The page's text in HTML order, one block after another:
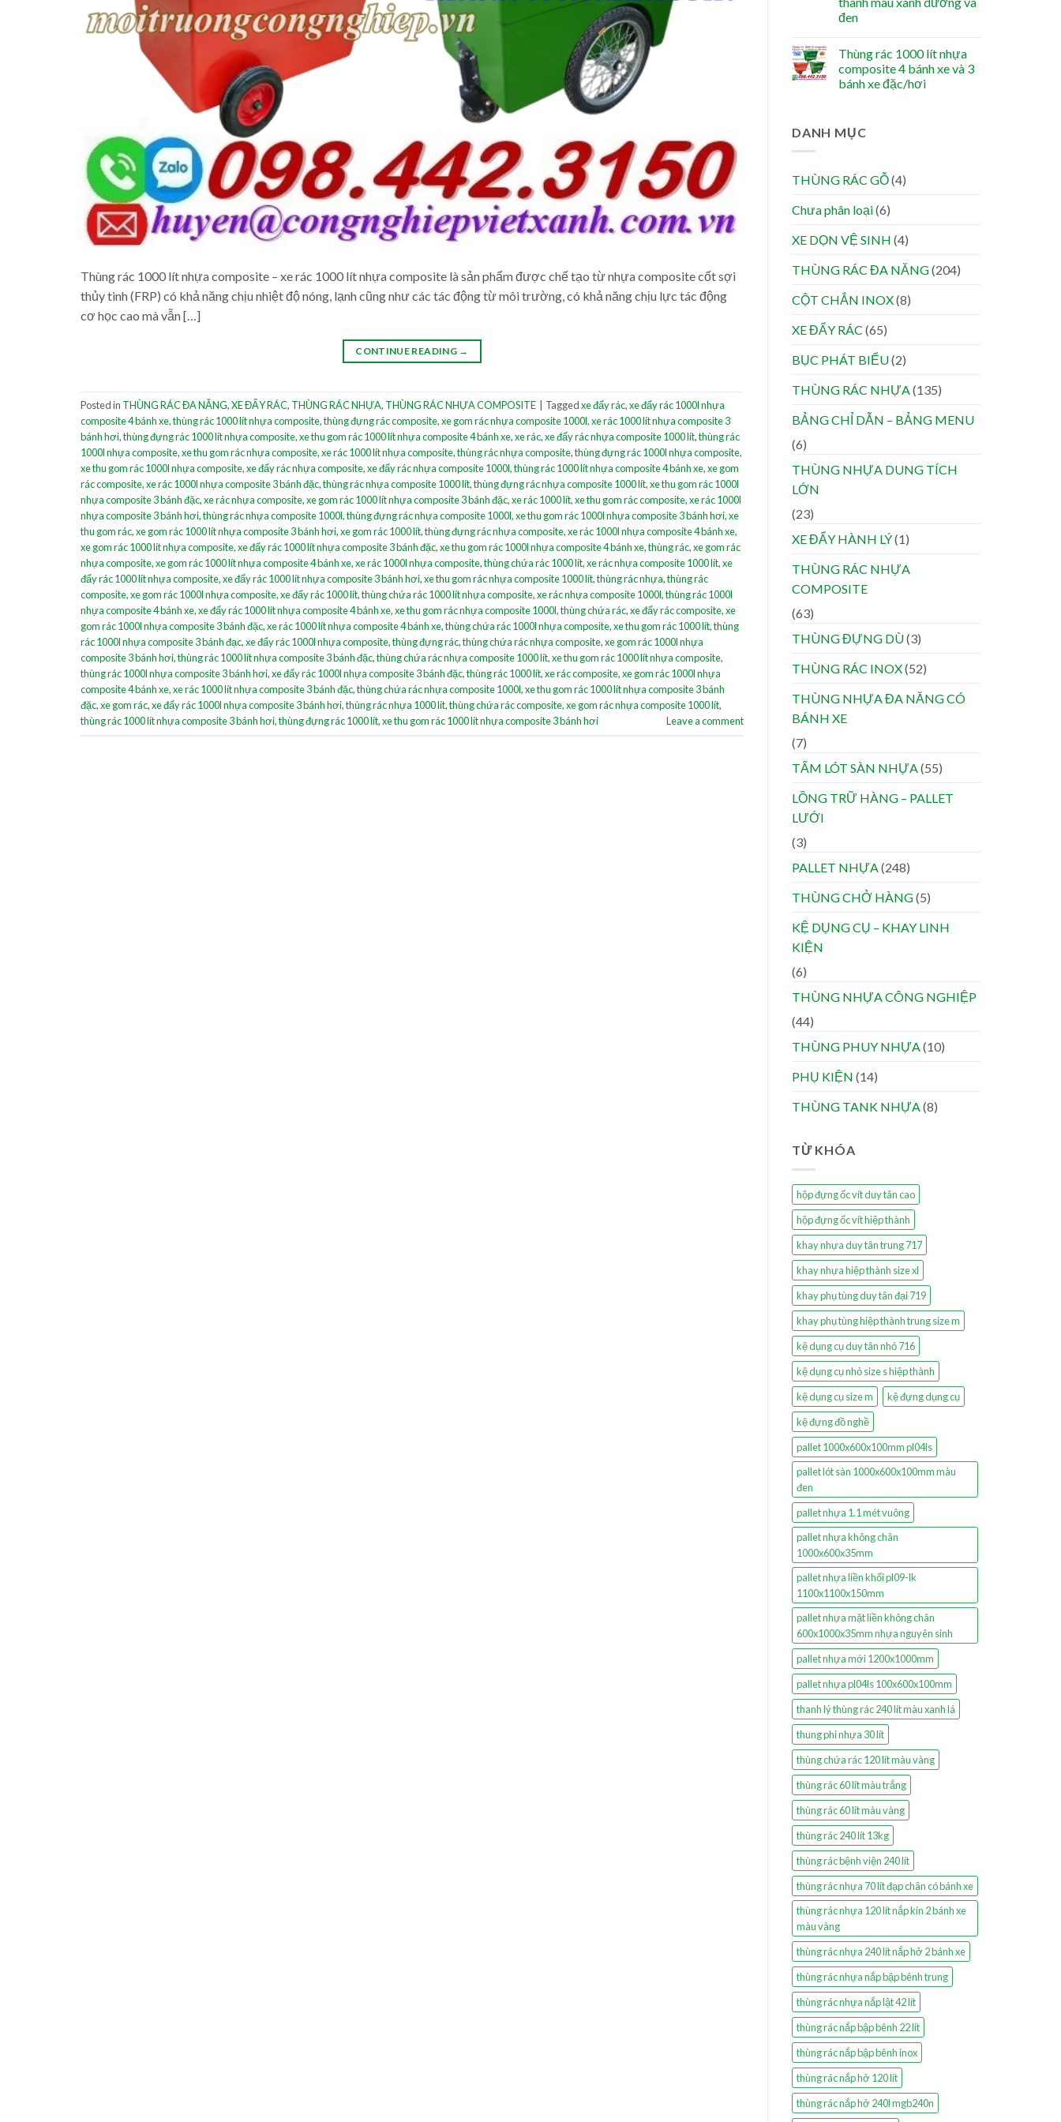
Thùng rác 1000 lít nhựa composite – xe rác 1000 lít nhựa composite là sản phẩm được chế tạo từ nhựa composite cốt sợi
thủy tinh (FRP) có khả năng chịu nhiệt độ nóng, lạnh cũng như các tác động từ môi trường, có khả năng chịu lực tác động
cơ học cao mà vẫn […]
CONTINUE READING →
Posted in THÙNG RÁC ĐA NĂNG,XE ĐẨY RÁC, THÙNG RÁC NHỰA, THÙNG RÁC NHỰA COMPOSITE Taggedxe đẩy rác,xe đẩy rác 1000l nhựa
composite 4 bánh xe,thùng rác 1000 lít nhựa composite,thùng đựng rác composite,xe gom rác nhựa composite 1000l,xe rác 1000 lít nhựa composite 3
bánh hơi,thùng đựng rác 1000 lít nhựa composite,xe thu gom rác 1000 lít nhựa composite 4 bánh xe,xe rác,xe đẩy rác nhựa composite 1000 lít,thùng rác
1000l nhựa composite,xe thu gom rác nhựa composite,xe rác 1000 lít nhựa composite,thùng rác nhựa composite,thùng đựng rác 1000l nhựa composite,
xe thu gom rác 1000l nhựa composite,xe đẩy rác nhựa composite,xe đẩy rác nhựa composite 1000l,thùng rác 1000 lít nhựa composite 4 bánh xe,xe gom
rác composite,xe rác 1000l nhựa composite 3 bánh đặc,thùng rác nhựa composite 1000 lít,thùng đựng rác nhựa composite 1000 lít,xe thu gom rác 1000l
nhựa composite 3 bánh đặc,xe rác nhựa composite,xe gom rác 1000 lít nhựa composite 3 bánh đặc,xe rác 1000 lít,xe thu gom rác composite,xe rác 1000l
nhựa composite 3 bánh hơi,thùng rác nhựa composite 1000l,thùng đựng rác nhựa composite 1000l,xe thu gom rác 1000l nhựa composite 3 bánh hơi,xe
thu gom rác,xe gom rác 1000 lít nhựa composite 3 bánh hơi,xe gom rác 1000 lít,thùng đựng rác nhựa composite,xe rác 1000l nhựa composite 4 bánh xe,
xe gom rác 1000 lít nhựa composite,xe đẩy rác 1000 lít nhựa composite 3 bánh đặc,xe thu gom rác 1000l nhựa composite 4 bánh xe,thùng rác,xe gom rác
nhựa composite,xe gom rác 1000 lít nhựa composite 4 bánh xe,xe rác 1000l nhựa composite,thùng chứa rác 1000 lít,xe rác nhựa composite 1000 lít,xe
đẩy rác 1000 lít nhựa composite,xe đẩy rác 1000 lít nhựa composite 3 bánh hơi,xe thu gom rác nhựa composite 1000 lít,thùng rác nhựa,thùng rác
composite,xe gom rác 1000l nhựa composite,xe đẩy rác 1000 lít,thùng chứa rác 1000 lít nhựa composite,xe rác nhựa composite 1000l,thùng rác 1000l
nhựa composite 4 bánh xe,xe đẩy rác 1000 lít nhựa composite 4 bánh xe,xe thu gom rác nhựa composite 1000l,thùng chứa rác,xe đẩy rác composite,xe
gom rác 1000l nhựa composite 3 bánh đặc,xe rác 1000 lít nhựa composite 4 bánh xe,thùng chứa rác 1000l nhựa composite,xe thu gom rác 1000 lít,thùng
rác 1000l nhựa composite 3 bánh đạc,xe đẩy rác 1000l nhựa composite,thùng đựng rác,thùng chứa rác nhựa composite,xe gom rác 1000l nhựa
composite 3 bánh hơi,thùng rác 1000 lít nhựa composite 3 bánh đặc,thùng chứa rác nhựa composite 1000 lít,xe thu gom rác 1000 lít nhựa composite,
thùng rác 1000l nhựa composite 3 bánh hơi,xe đẩy rác 1000l nhựa composite 3 bánh đặc,thùng rác 1000 lít,xe rác composite,xe gom rác 1000l nhựa
composite 4 bánh xe,xe rác 1000 lít nhựa composite 3 bánh đặc,thùng chứa rác nhựa composite 1000l,xe thu gom rác 1000 lít nhựa composite 3 bánh
đặc,xe gom rác,xe đẩy rác 1000l nhựa composite 3 bánh hơi,thùng rác nhựa 1000 lít,thùng chứa rác composite,xe gom rác nhựa composite 1000 lít,
thùng rác 1000 lít nhựa composite 3 bánh hơi,thùng đựng rác 1000 lít,xe thu gom rác 1000 lít nhựa composite 3 bánh hơi Leave a comment
đen
Thùng rác 1000 lít nhựa
composite 4 bánh xe và 3
bánh xe đặc/hơi
DANH MỤC
THÙNG RÁC GỖ(4)
Chưa phân loại(6)
XE DỌN VỆ SINH (4)
THÙNG RÁC ĐA NĂNG(204)
CỘT CHẮN INOX(8)
XE ĐẨY RÁC (65)
BỤC PHÁT BIỂU(2)
THÙNG RÁC NHỰA(135)
BẢNG CHỈ DẪN – BẢNG MENU
(6)
THÙNG NHỰA DUNG TÍCH
LỚN
(23)
XE ĐẨY HÀNH LÝ(1)
THÙNG RÁC NHỰA
COMPOSITE
(63)
THÙNG ĐỰNG DÙ(3)
THÙNG RÁC INOX(52)
THÙNG NHỰA ĐA NĂNG CÓ
BÁNH XE
(7)
TẤM LÓT SÀN NHỰA(55)
LỒNG TRỮ HÀNG – PALLET
LƯỚI
(3)
PALLET NHỰA(248)
THÙNG CHỞ HÀNG(5)
KỆ DỤNG CỤ – KHAY LINH
KIỆN
(6)
THÙNG NHỰA CÔNG NGHIỆP
(44)
THÙNG PHUY NHỰA(10)
PHỤ KIỆN (14)
THÙNG TANK NHỰA(8)
TỪ KHÓA
hộp đựng ốc vít duy tân cao
hộp đựng ốc vít hiệp thành
khay nhựa duy tân trung 717
khay nhựa hiệp thành size xl
khay phụ tùng duy tân đại 719
khay phụ tùng hiệp thành trung size m
kệ dụng cụ duy tân nhỏ 716
kệ dụng cụ nhỏ size s hiệp thành
kệ dụng cụ size m
kệ đựng dụng cụ
kệ đựng đồ nghề
pallet 1000x600x100mm pl04ls
pallet lót sàn 1000x600x100mm màu
đen
pallet nhựa 1.1 mét vuông
pallet nhựa không chân
1000x600x35mm
pallet nhựa liền khối pl09-lk
1100x1100x150mm
pallet nhựa mặt liền không chân
600x1000x35mm nhựa nguyên sinh
pallet nhựa mới 1200x1000mm
pallet nhựa pl04ls 100x600x100mm
thanh lý thùng rác 240 lít màu xanh lá
thung phi nhựa 30 lít
thùng chứa rác 120 lít màu vàng
thùng rác 60 lít màu trắng
thùng rác 60 lít màu vàng
thùng rác 240 lít 13kg
thùng rác bệnh viện 240 lít
thùng rác nhựa 70 lít đạp chân có bánh xe
thùng rác nhựa 120 lít nắp kín 2 bánh xe
màu vàng
thùng rác nhựa 240 lít nắp hở 2 bánh xe
thùng rác nhựa nắp bập bênh trung
thùng rác nhựa nắp lật 42 lít
thùng rác nắp bập bênh 22 lít
thùng rác nắp bập bênh inox
thùng rác nắp hở 120 lít
thùng rác nắp hở 240l mgb240n